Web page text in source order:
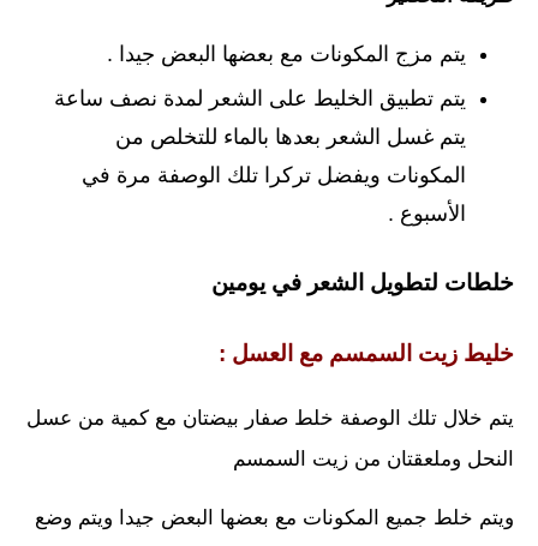
يتم مزج المكونات مع بعضها البعض جيدا .
يتم تطبيق الخليط على الشعر لمدة نصف ساعة
يتم غسل الشعر بعدها بالماء للتخلص من
المكونات ويفضل تركرا تلك الوصفة مرة في
الأسبوع .
خلطات لتطويل الشعر في يومين
خليط زيت السمسم مع العسل :
يتم خلال تلك الوصفة خلط صفار بيضتان مع كمية من عسل
النحل وملعقتان من زيت السمسم
ويتم خلط جميع المكونات مع بعضها البعض جيدا ويتم وضع